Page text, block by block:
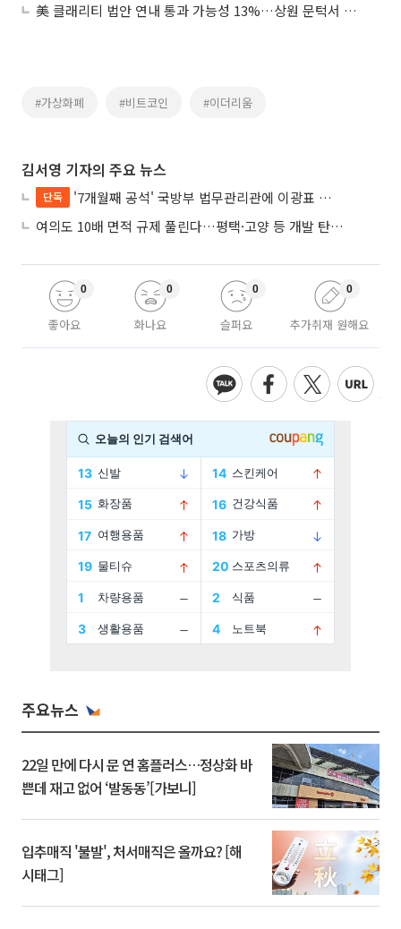
美 클래리티 법안 연내 통과 가능성 13%…상원 문턱서 제동
#가상화폐 #비트코인 #이더리움
김서영 기자의 주요 뉴스
단독
'7개월째 공석' 국방부 법무관리관에 이광표 변호사 내정
여의도 10배 면적 규제 풀린다…평택·고양 등 개발 탄력 기대
좋아요
0
화나요
0
슬퍼요
0
추가취재 원해요
0
주요뉴스
22일 만에 다시 문 연 홈플러스…정상화 바
쁜데 재고 없어 ‘발동동’[가보니]
입추매직 '불발', 처서매직은 올까요? [해
시태그]